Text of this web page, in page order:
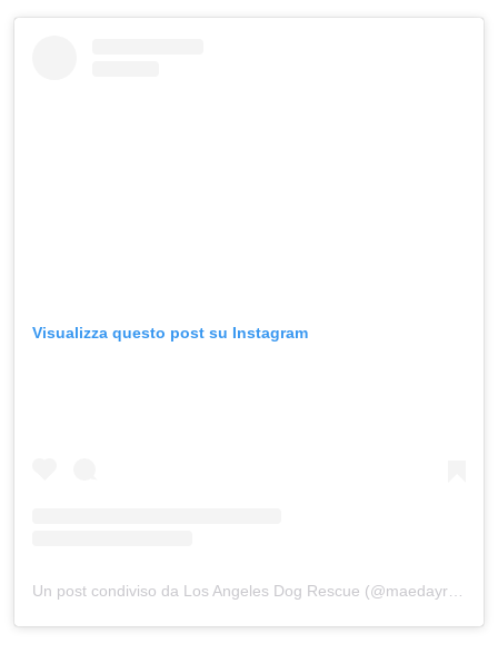
Visualizza questo post su Instagram